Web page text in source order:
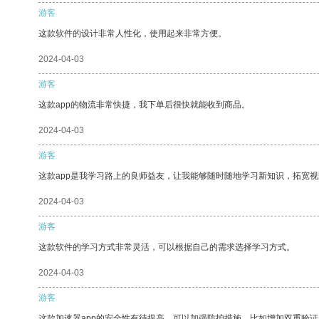
游客
这款软件的设计非常人性化，使用起来非常方便。
2024-04-03
游客
这款app的物流非常快捷，我下单后很快就能收到商品。
2024-04-03
游客
这款app是我学习路上的良师益友，让我能够随时随地学习新知识，拓宽
2024-04-03
游客
这款软件的学习方式非常灵活，可以根据自己的需求选择学习方式。
2024-04-03
游客